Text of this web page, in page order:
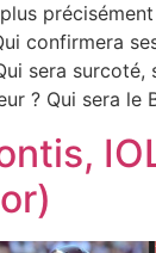
confirmera
sera
? Qui sera le